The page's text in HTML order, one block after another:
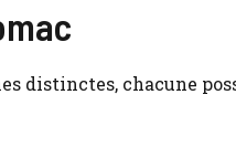
distinctes, chacune